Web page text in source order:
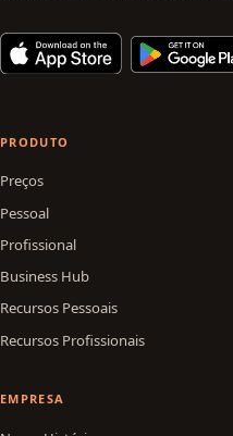
PRODUTO
Preços
Pessoal
Profissional
Business Hub
Recursos Pessoais
Recursos Profissionais
EMPRESA